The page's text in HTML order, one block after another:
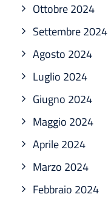
Ottobre 2024
Settembre 2024
Agosto 2024
Luglio 2024
Giugno 2024
Maggio 2024
Aprile 2024
Marzo 2024
Febbraio 2024